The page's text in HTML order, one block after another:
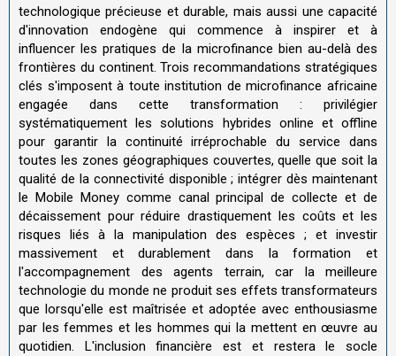
technologique précieuse et durable, mais aussi une capacité
d'innovation endogène qui commence à inspirer et à
influencer les pratiques de la microfinance bien au-delà des
frontières du continent. Trois recommandations stratégiques
clés s'imposent à toute institution de microfinance africaine
engagée dans cette transformation : privilégier
systématiquement les solutions hybrides online et offline
pour garantir la continuité irréprochable du service dans
toutes les zones géographiques couvertes, quelle que soit la
qualité de la connectivité disponible ; intégrer dès maintenant
le Mobile Money comme canal principal de collecte et de
décaissement pour réduire drastiquement les coûts et les
risques liés à la manipulation des espèces ; et investir
massivement et durablement dans la formation et
l'accompagnement des agents terrain, car la meilleure
technologie du monde ne produit ses effets transformateurs
que lorsqu'elle est maîtrisée et adoptée avec enthousiasme
par les femmes et les hommes qui la mettent en œuvre au
quotidien. L'inclusion financière est et restera le socle